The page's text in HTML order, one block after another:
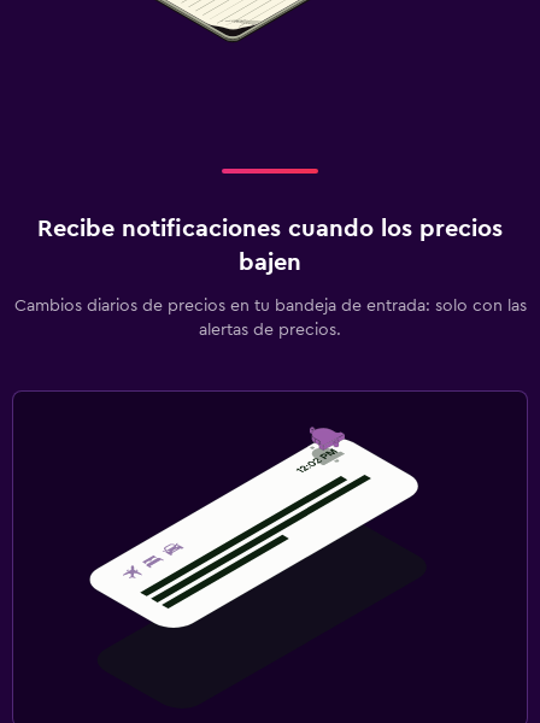
Recibe notificaciones cuando los precios
bajen
Cambios diarios de precios en tu bandeja de entrada: solo con las
alertas de precios.